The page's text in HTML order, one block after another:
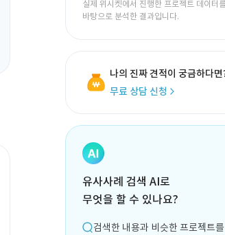
실제 위시켓에서 진행한 프로젝트 데이터
바탕으로 분석한 결과입니다.
나의 진짜 견적이 궁금하다면
무료 상담 신청
유사사례 검색 AI로
무엇을 할 수 있나요?
검색한 내용과 비슷한 프로젝트를